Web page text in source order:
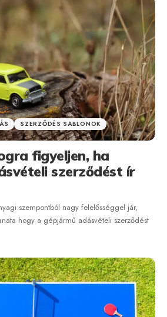
SZERZŐDÉS SABLONOK
figyeljen, ha
szerződést ír
szempontból nagy felelősséggel jár,
hogy a gépjármű adásvételi szerződést